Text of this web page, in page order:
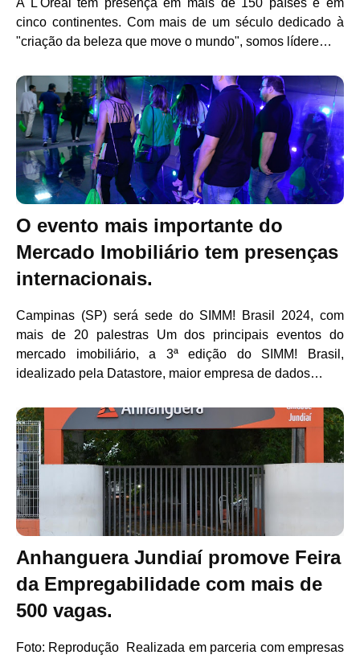
A L'Oréal tem presença em mais de 150 países e em
cinco continentes. Com mais de um século dedicado à
"criação da beleza que move o mundo", somos lídere…
O evento mais importante do
Mercado Imobiliário tem presenças
internacionais.
Campinas (SP) será sede do SIMM! Brasil 2024, com
mais de 20 palestras Um dos principais eventos do
mercado imobiliário, a 3ª edição do SIMM! Brasil,
idealizado pela Datastore, maior empresa de dados…
Anhanguera Jundiaí promove Feira
da Empregabilidade com mais de
500 vagas.
Foto: Reprodução Realizada em parceria com empresas